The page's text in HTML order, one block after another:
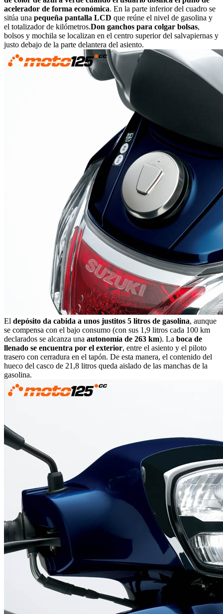
acelerador de forma económica. En la parte inferior del cuadro se
sitúa una pequeña pantalla LCD que reúne el nivel de gasolina y
el totalizador de kilómetros.Don ganchos para colgar bolsas,
bolsos y mochila se localizan en el centro superior del salvapiernas y
justo debajo de la parte delantera del asiento.
El depósito da cabida a unos justitos 5 litros de gasolina, aunque
se compensa con el bajo consumo (con sus 1,9 litros cada 100 km
declarados se alcanza una autonomía de 263 km). La boca de
llenado se encuentra por el exterior, entre el asiento y el piloto
trasero con cerradura en el tapón. De esta manera, el contenido del
hueco del casco de 21,8 litros queda aislado de las manchas de la
gasolina.